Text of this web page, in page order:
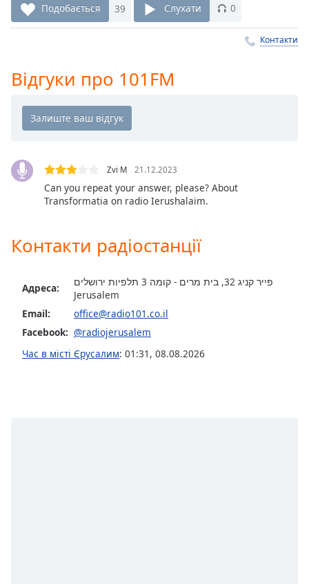
Remaining
Time-
Playback
Chapters
Descriptions
descriptions
subtitles
opens
subtitles
settings
dialog
Подобається 39 Слухати 0
Контакти
Відгуки про 101FM
Zvi M 21.12.2023
Can you repeat your answer, please? About
Transformatia on radio Ierushalaim.
Контакти радіостанції
Адреса:
פייר קניג 32, בית מרים - קומה 3 תלפיות ירושלים
Jerusalem
Email:
office@radio101.co.il
Facebook: @radiojerusalem
Час в місті Єрусалим: 01:31 , 08.08.2026